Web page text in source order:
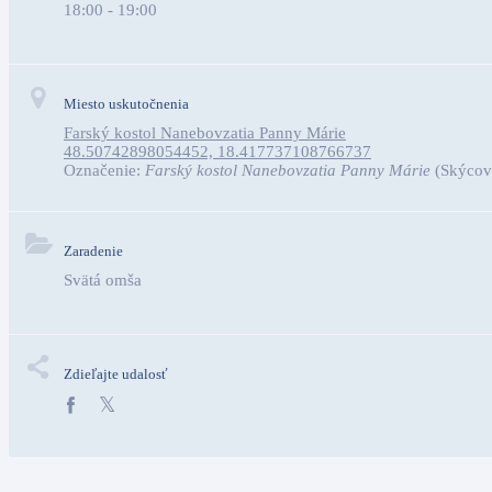
18:00 - 19:00
Miesto uskutočnenia
Farský kostol Nanebovzatia Panny Márie
48.50742898054452, 18.417737108766737
Označenie: Farský kostol Nanebovzatia Panny Márie
Zaradenie
Svätá omša
Zdieľajte udalosť